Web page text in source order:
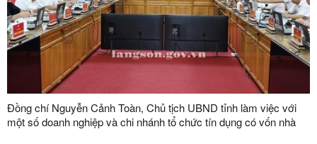
Đồng chí Nguyễn Cảnh Toàn, Chủ tịch UBND tỉnh làm việc với
một số doanh nghiệp và chi nhánh tổ chức tín dụng có vốn nhà